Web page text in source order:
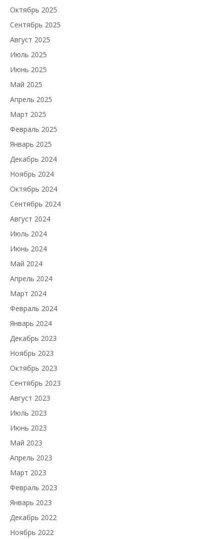
Октябрь 2025
Сентябрь 2025
Август 2025
Июль 2025
Июнь 2025
Май 2025
Апрель 2025
Март 2025
Февраль 2025
Январь 2025
Декабрь 2024
Ноябрь 2024
Октябрь 2024
Сентябрь 2024
Август 2024
Июль 2024
Июнь 2024
Май 2024
Апрель 2024
Март 2024
Февраль 2024
Январь 2024
Декабрь 2023
Ноябрь 2023
Октябрь 2023
Сентябрь 2023
Август 2023
Июль 2023
Июнь 2023
Май 2023
Апрель 2023
Март 2023
Февраль 2023
Январь 2023
Декабрь 2022
Ноябрь 2022